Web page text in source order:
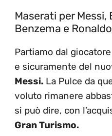
Maserati per
Benzema e Ronaldo
Partiamo dal
e sicuramente del
Messi. La Pulce da
voluto rimanere
si può dire, con
Gran Turismo.